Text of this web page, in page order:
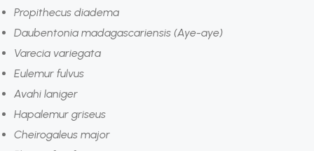
Propithecus diadema
Daubentonia madagascariensis (Aye-aye)
Varecia variegata
Eulemur fulvus
Avahi laniger
Hapalemur griseus
Cheirogaleus major